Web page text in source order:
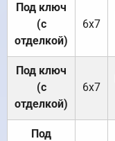
Под ключ
(с
отделкой)
6х7
Под ключ
(с
отделкой)
6х7
Под